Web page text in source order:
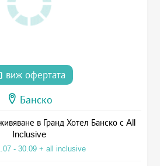
виж офертата
Банско
в Гранд Хотел Банско с All
Inclusive
- 30.09 + all inclusive